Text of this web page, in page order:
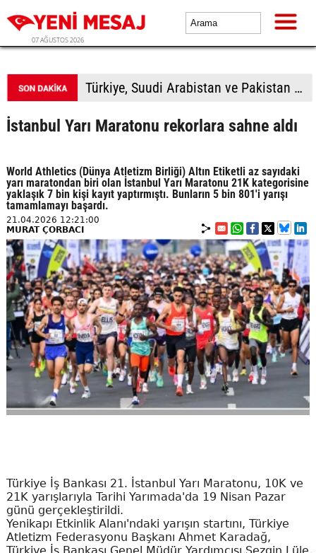
07 AĞUSTOS 2026
Avcılar Belediyesine yönelik soruşturmada 12 kişi adliyede
İstanbul Yarı Maratonu rekorlara sahne aldı
World Athletics (Dünya Atletizm Birliği) Altın Etiketli az sayıdaki
yarı maratondan biri olan İstanbul Yarı Maratonu 21K kategorisine
yaklaşık 7 bin kişi kayıt yaptırmıştı. Bunların 5 bin 801'i yarışı
tamamlamayı başardı.
21.04.2026 12:21:00
MURAT ÇORBACI
Türkiye İş Bankası 21. İstanbul Yarı Maratonu, 10K ve
21K yarışlarıyla Tarihi Yarımada'da 19 Nisan Pazar
günü gerçekleştirildi.
Yenikapı Etkinlik Alanı'ndaki yarışın startını, Türkiye
Atletizm Federasyonu Başkanı Ahmet Karadağ,